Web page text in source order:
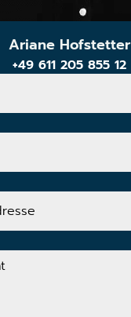
Ariane Hofstetter
+49 611 205 855 12